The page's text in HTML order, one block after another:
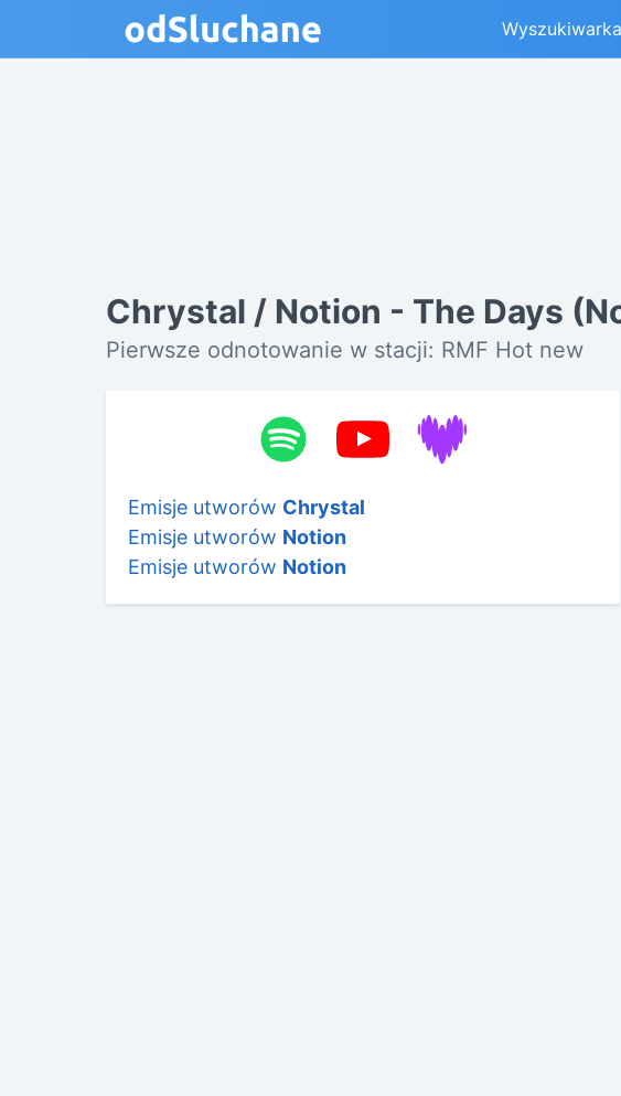
Wyszukiwarka
Chrystal / Notion - The Days
Pierwsze odnotowanie w stacji: RMF Hot new
Emisje utworów Chrystal
Emisje utworów Notion
Emisje utworów Notion